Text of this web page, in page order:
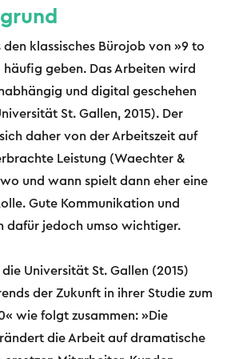
den klassisches Bürojob von »9 to
geben. Das Arbeiten wird
und digital geschehen
St. Gallen, 2015). Der
daher von der Arbeitszeit auf
Leistung (Waechter &
wo und wann spielt dann eher eine
Gute Kommunikation und
dafür jedoch umso wichtiger.
Universität St. Gallen (2015)
der Zukunft in ihrer Studie zum
wie folgt zusammen: »Die
die Arbeit auf dramatische